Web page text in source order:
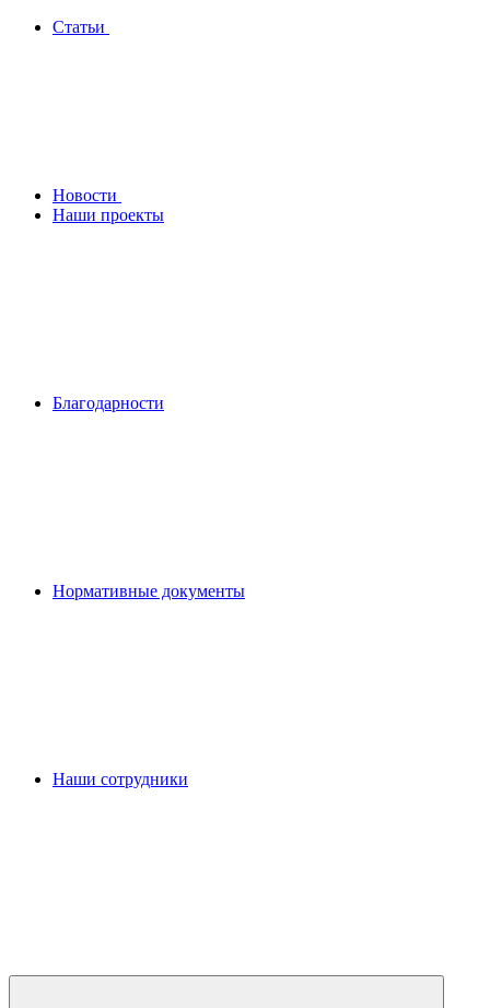
Статьи
Новости
Наши проекты
Благодарности
Нормативные документы
Наши сотрудники